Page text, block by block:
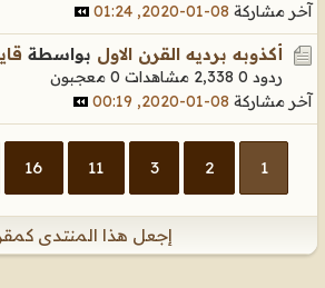
آخر مشاركة 08-01-2020, 01:24
أكذوبه برديه القرن الاول بواسطة
ردود 0 2,338 مشاهدات
0 معجبون
آخر مشاركة 08-01-2020, 00:19
1
2
3
11
16
إجعل هذا المنتدى